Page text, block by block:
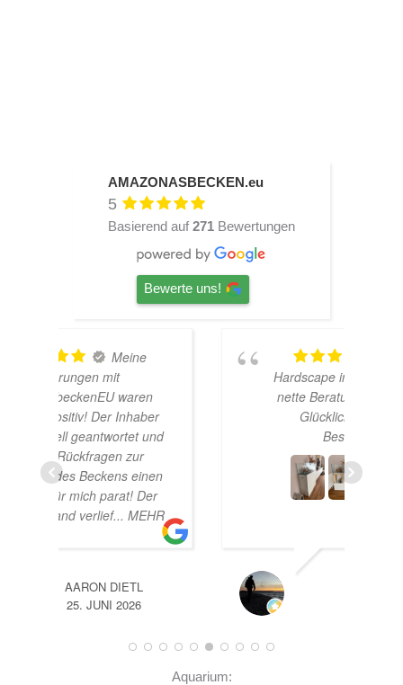
AMAZONASBECKEN.eu
5
Basierend auf 271 Bewertungen
Bewerte uns!
TOP
Hardscape im Laden und sehr
nette Beratung! Ich bin super
Glücklich mit meinem
A
14. JUNI 2026
Aquarium: